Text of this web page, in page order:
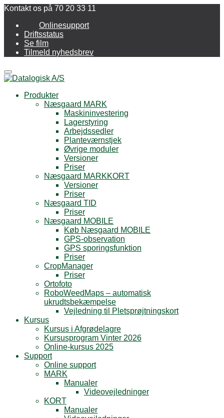
Kontakt os på 70 20 33 11
Onlinesupport
Driftsstatus
Se film
Tilmeld nyhedsbrev
Menu
Produkter
Næsgaard MARK
Maskininvestering
Lagerstyring
Arbejdssedler
Planteværnstjek
Øvrige moduler
Versioner
Priser
Næsgaard MARKKORT
Versioner
Priser
Næsgaard TID
Priser
Næsgaard MOBILE
Køb Næsgaard MOBILE
GPS-observation
GPS sporingsfunktion
Priser
CropManager
Priser
Ortofoto
RoboWeedMaps – automatisk
ukrudtsbekæmpelse
Vejledning til Pletsprøjtningskort
Kursus
Kursus i Afgrødelagre
Kursusprogram Vinter 2026
Online-kursus 2025
Support
Online support
MARK
Manualer
Videovejledninger
KORT
Manualer